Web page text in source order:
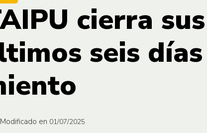
cierra sus
seis
en 01/07/2025